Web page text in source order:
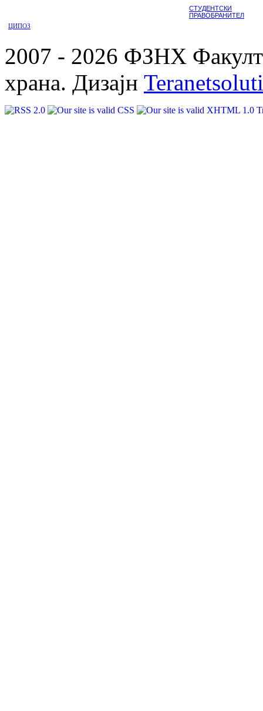
СТУДЕНТСКИ
ПРАВОБРАНИТЕЛ
ЦИПОЗ
2007 - 2026 ФЗНХ
храна. Дизајн